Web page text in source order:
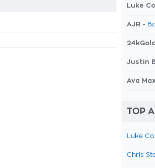
Luke
AJR -
Justin
Ava
TOP
Luke
Chris